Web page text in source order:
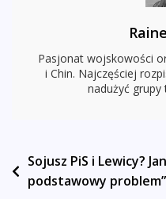
Pasjonat wojskowości
i Chin. Najczęściej
nadużyć grupy
Nawigacja
wpisu
Sojusz PiS i Lewicy?
podstawowy problem”